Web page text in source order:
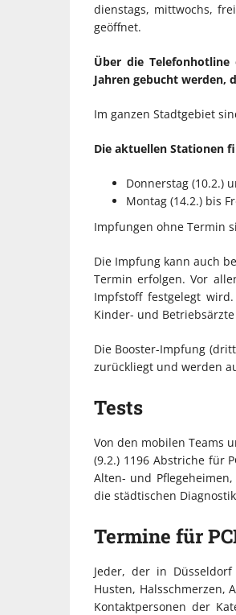
dienstags, mittwochs,
geöffnet.
Über die
Jahren gebucht
Im ganzen Stadtgebiet
Die aktuellen Stationen
Donnerstag (10.2.)
Montag (14.2.) bis
Impfungen ohne Termin
Die Impfung kann auch
Termin erfolgen. Vor
Impfstoff festgelegt
Kinder- und
Die Booster-Impfung
zurückliegt und werden
Tests
Von den mobilen Teams
(9.2.) 1196 Abstriche für
Alten- und
die städtischen
Termine für
Jeder, der in
Husten, Halsschmerzen,
Kontaktpersonen der